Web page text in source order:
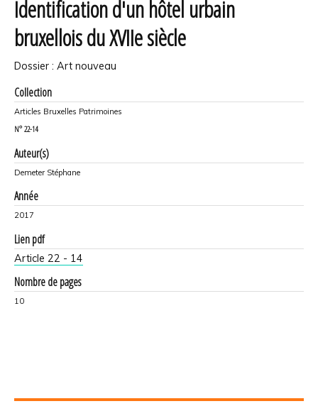
Identification d'un hôtel urbain
bruxellois du XVIIe siècle
Dossier : Art nouveau
Collection
Articles Bruxelles Patrimoines
N° 22-14
Auteur(s)
Demeter Stéphane
Année
2017
Lien pdf
Article 22 - 14
Nombre de pages
10